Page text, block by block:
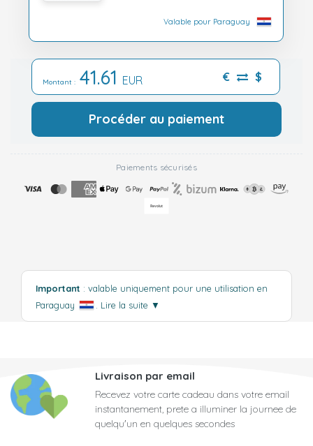
Valable pour Paraguay
Montant : 41.61 EUR € $
Procéder au paiement
Paiements sécurisés
Important : valable uniquement pour une utilisation en
Paraguay
Lire la suite ▼
Livraison par email
Recevez votre carte cadeau dans votre email
instantanement, prete a illuminer la journee de
quelqu'un en quelques secondes